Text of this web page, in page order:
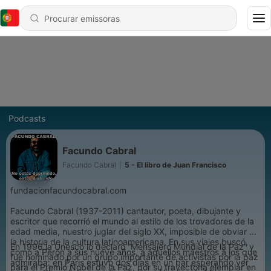
Podcasts
Facundo Cabral
Facundo Cabral 5 - El libro de Juan Francisco
fundacionfacundocabral.com
Facundo Cabral (1937-2011) cantautor, poeta, dibujante y
escritor que recorrió el mundo al estilo de los trovadores de la
edad media, nuestro juglar del siglo XX, imposible de obviar en
la historia de la cultura latinoamericana. En sus viajes buscó,
como a Perón a sus nueve años, a aquellos maestros a los que
admiraba: en Paris estuvo dos días en un bar esperando ver
En 1996 la Unesco lo declaró “Mensajero Mundial de la Paz” y
fue nominado por un grupo importante de activistas por la paz
para el Premio Nobel de la Paz, por su trayectoria ejemplar en